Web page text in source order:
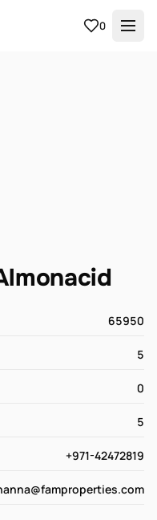
0
65950
5
0
5
+971-42472819